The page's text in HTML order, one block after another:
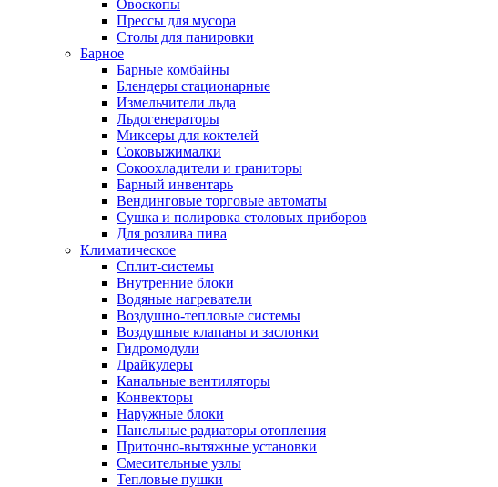
Овоскопы
Прессы для мусора
Столы для панировки
Барное
Барные комбайны
Блендеры стационарные
Измельчители льда
Льдогенераторы
Миксеры для коктелей
Соковыжималки
Сокоохладители и граниторы
Барный инвентарь
Вендинговые торговые автоматы
Сушка и полировка столовых приборов
Для розлива пива
Климатическое
Сплит-системы
Внутренние блоки
Водяные нагреватели
Воздушно-тепловые системы
Воздушные клапаны и заслонки
Гидромодули
Драйкулеры
Канальные вентиляторы
Конвекторы
Наружные блоки
Панельные радиаторы отопления
Приточно-вытяжные установки
Смесительные узлы
Тепловые пушки